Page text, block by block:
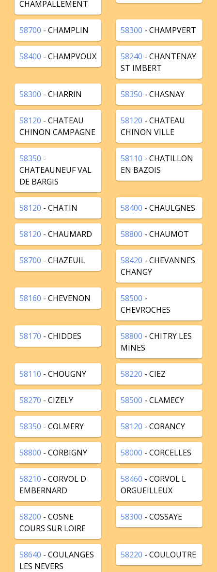
CHAMPALLEMENT
58700 - CHAMPLIN 58300 - CHAMPVERT
58400 - CHAMPVOUX 58240 - CHANTENAY
ST IMBERT
58300 - CHARRIN 58350 - CHASNAY
58120 - CHATEAU
CHINON CAMPAGNE
58120 - CHATEAU
CHINON VILLE
58350 -
CHATEAUNEUF VAL
DE BARGIS
58110 - CHATILLON
EN BAZOIS
58120 - CHATIN 58400 - CHAULGNES
58120 - CHAUMARD 58800 - CHAUMOT
58700 - CHAZEUIL 58420 - CHEVANNES
CHANGY
58160 - CHEVENON 58500 -
CHEVROCHES
58170 - CHIDDES 58800 - CHITRY LES
MINES
58110 - CHOUGNY 58220 - CIEZ
58270 - CIZELY 58500 - CLAMECY
58350 - COLMERY 58120 - CORANCY
58800 - CORBIGNY 58000 - CORCELLES
58210 - CORVOL D
EMBERNARD
58460 - CORVOL L
ORGUEILLEUX
58200 - COSNE
COURS SUR LOIRE
58300 - COSSAYE
58640 - COULANGES
LES NEVERS
58220 - COULOUTRE